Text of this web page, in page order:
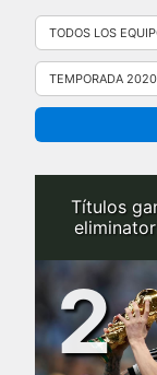
Saltar
contenido
Títulos
2